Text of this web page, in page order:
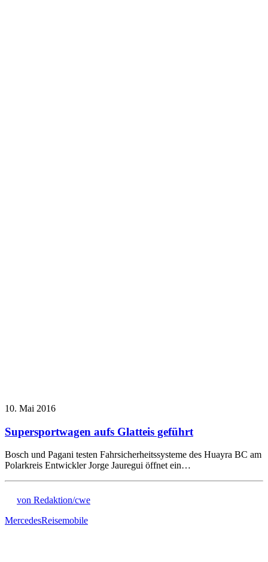
10. Mai 2016
Supersportwagen aufs Glatteis geführt
Bosch und Pagani testen Fahrsicherheitssysteme des Huayra BC am
Polarkreis Entwickler Jorge Jauregui öffnet ein…
von Redaktion/cwe
MercedesReisemobile